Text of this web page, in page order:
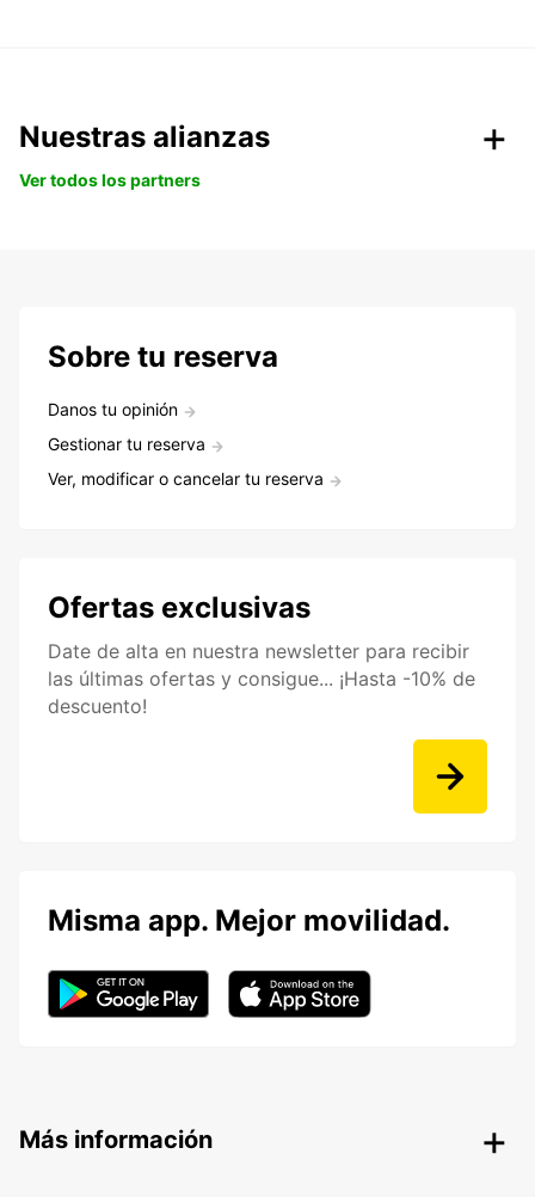
Nuestras alianzas
Ver todos los partners
Sobre tu reserva
Danos tu opinión
Gestionar tu reserva
Ver, modificar o cancelar tu reserva
Ofertas exclusivas
Date de alta en nuestra newsletter para recibir
las últimas ofertas y consigue... ¡Hasta -10% de
descuento!
Misma app. Mejor movilidad.
Más información